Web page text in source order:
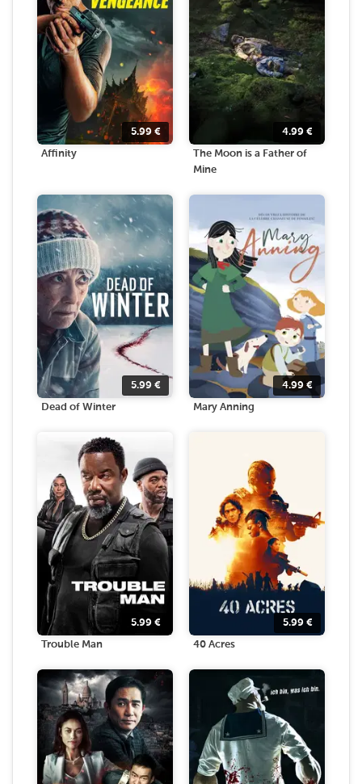
5.99 €
Affinity
4.99 €
The Moon is a Father of
Mine
5.99 €
Dead of Winter
4.99 €
Mary Anning
5.99 €
Trouble Man
5.99 €
40 Acres